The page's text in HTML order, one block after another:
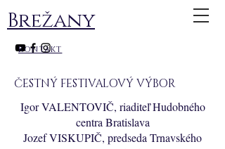
kontakt
Brežany
ČESTNÝ FESTIVALOVÝ VÝBOR
Igor VALENTOVIČ, riaditeľ Hudobného
centra Bratislava
Jozef VISKUPIČ, predseda Trnavského